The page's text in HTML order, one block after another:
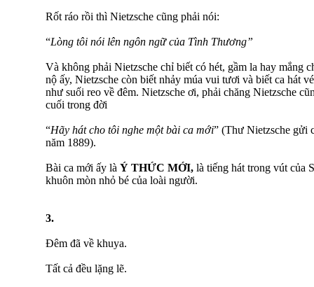
Rốt ráo rồi thì Nietzsche cũng phải nói:
“Lòng tôi nói lên ngôn ngữ của Tình Thương”
Và không phải Nietzsche chỉ biết có hét, gầm la hay mắng
nộ ấy, Nietzsche còn biết nhảy múa vui tươi và biết ca hát
như suối reo về đêm. Nietzsche ơi, phải chăng Nietzsche
cuối trong đời
“Hãy hát cho tôi nghe một bài ca mới” (Thư Nietzsche gửi
năm 1889).
Bài ca mới ấy là Ý THỨC MỚI, là tiếng hát trong vút của
khuôn mòn nhỏ bé của loài người.
3.
Đêm đã về khuya.
Tất cả đều lặng lẽ.